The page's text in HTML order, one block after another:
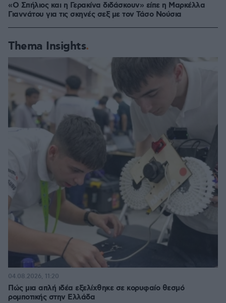
«Ο Σπήλιος και η Γερακίνα διδάσκουν» είπε η Μαρκέλλα
Γιαννάτου για τις σκηνές σεξ με τον Τάσο Νούσια
Thema Insights
Πώς μια απλή ιδέα εξελίχθηκε σε κορυφαίο θεσμό
ρομποτικής στην Ελλάδα
04.08.2026, 11:20